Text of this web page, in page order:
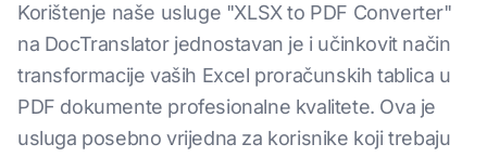
Korištenje naše usluge "XLSX to PDF Converter"
na DocTranslator jednostavan je i učinkovit način
transformacije vaših Excel proračunskih tablica u
PDF dokumente profesionalne kvalitete. Ova je
usluga posebno vrijedna za korisnike koji trebaju